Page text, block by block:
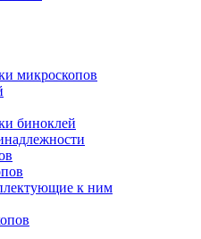
микроскопов
биноклей
к ним